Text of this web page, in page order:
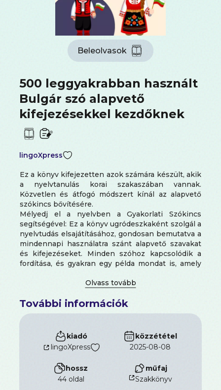
Beleolvasok
500 leggyakrabban használt
Bulgár szó alapvető
kifejezésekkel kezdőknek
lingoXpress
Ez a könyv kifejezetten azok számára készült, akik
a nyelvtanulás korai szakaszában vannak.
Közvetlen és átfogó módszert kínál az alapvető
szókincs bővítésére.
Mélyedj el a nyelvben a Gyakorlati Szókincs
segítségével: Ez a könyv ugródeszkaként szolgál a
nyelvtudás elsajátításához, gondosan bemutatva a
mindennapi használatra szánt alapvető szavakat
és kifejezéseket. Minden szóhoz kapcsolódik a
fordítása, és gyakran egy példa mondat is, amely
megközelítés lehetővé teszi, hogy gyorsan
Kontekstushoz kötött példák a Valódi Megértés
érdekében: A hatékony tanulás érdekében
minden szó példamondatokon keresztül kerül a
kontextusba, amelyek bemutatják annak
használatát a mindennapi helyzetekben. Ez
nemcsak a szónak a jelentését erősíti meg, hanem
segít megérteni, hogyan használják azt valódi
beszélgetésekben.
További információk
kiadó
lingoXpress
közzététel
2025-08-08
hossz
44 oldal
műfaj
Szakkönyv